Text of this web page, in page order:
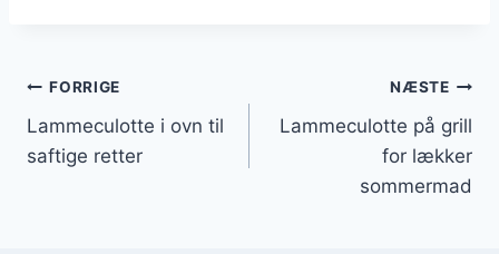
Indlægsnavigation
FORRIGE
Lammeculotte i ovn til
saftige retter
NÆSTE
Lammeculotte på grill
for lækker
sommermad